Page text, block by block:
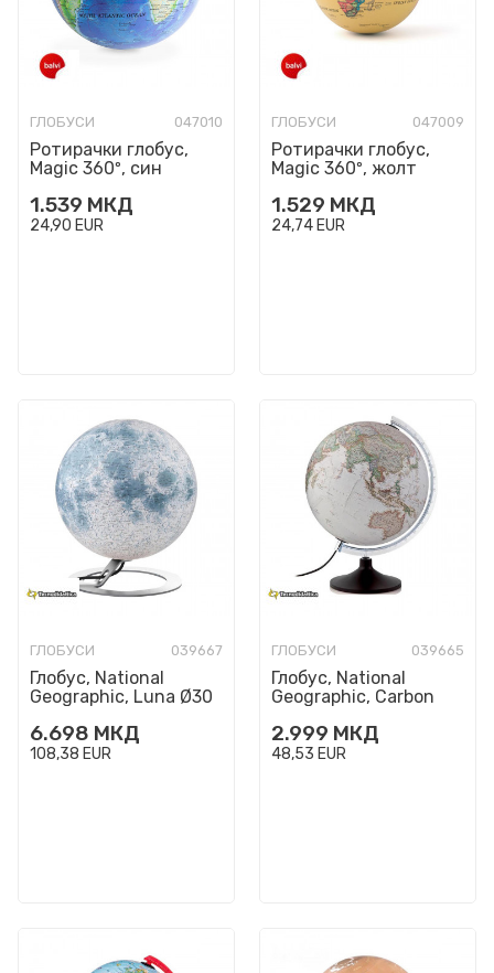
ГЛОБУСИ 047010
Ротирачки глобус,
Magic 360º, син
1.539 МКД
24,90 EUR
ГЛОБУСИ 047009
Ротирачки глобус,
Magic 360º, жолт
1.529 МКД
24,74 EUR
ГЛОБУСИ 039667
Глобус, National
Geographic, Luna Ø30
6.698 МКД
108,38 EUR
ГЛОБУСИ 039665
Глобус, National
Geographic, Carbon
2.999 МКД
48,53 EUR